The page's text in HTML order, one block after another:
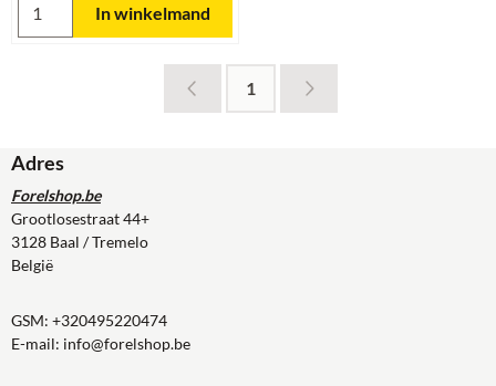
In winkelmand
1
Adres
Forelshop.be
Grootlosestraat 44+
3128 Baal / Tremelo
België
GSM: +320495220474
E-mail: info@forelshop.be